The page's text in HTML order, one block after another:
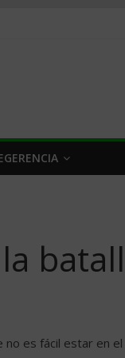
es fácil estar en